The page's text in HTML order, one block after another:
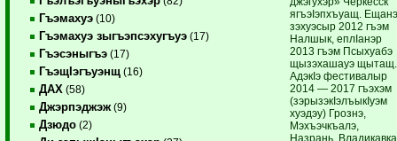
Гъэмахуэ (10)
Гъэмахуэ зыгъэпсэхугъуэ (17)
Гъэсэныгъэ (17)
ГъэщIэгъуэнщ (16)
ДАХ (58)
Джэрпэджэж (9)
Дзюдо (2)
ягъэIэпхъуащ.
зэхуэсыр 2012 гъэм
Налшык, еплIанэр
2013 гъэм Псыхуабэ
щызэхашауэ щытащ.
АдэкIэ фестивалыр
2014 — 2017 гъэхэм
(зэрызэкIэлъыкIуэм
хуэдэу) Грознэ,
Мэхъэчкъалэ,
Назрань,